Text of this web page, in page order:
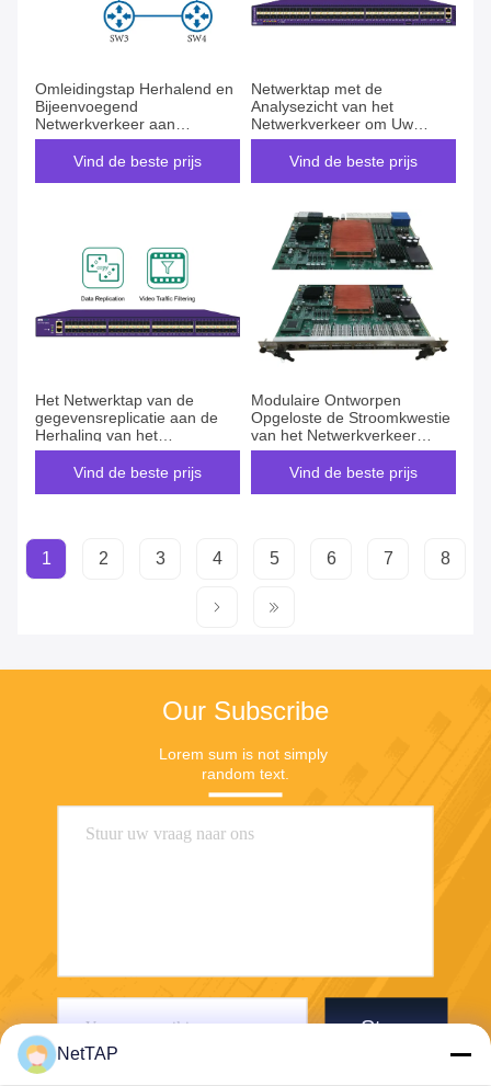
Omleidingstap Herhalend en
Bijeenvoegend
Netwerkverkeer aan
Netwerkbeveiliginghulpmiddelen
Door:sturen
Vind de beste prijs
Netwerktap met de
Analysezicht van het
Netwerkverkeer om Uw
Netwerk te optimaliseren
Vind de beste prijs
Het Netwerktap van de
gegevensreplicatie aan de
Herhaling van het
Netwerkverkeer met het
Videoverkeer Filtreren
Vind de beste prijs
Modulaire Ontworpen
Opgeloste de Stroomkwestie
van het Netwerkverkeer
Analyse of Fysiek Probleem
Vind de beste prijs
1 2 3 4 5 6 7 8
Our Subscribe
Lorem sum is not simply
random text.
Stuur
NetTAP